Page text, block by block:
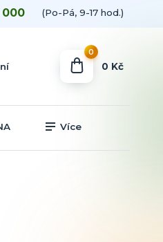
000 (Po-Pá, 9-17 hod.)
0
0 Kč
Více